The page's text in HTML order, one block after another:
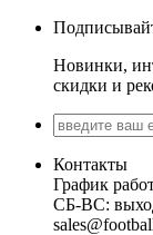
Новинки,
скидки и
Контакты
График
СБ-ВС: